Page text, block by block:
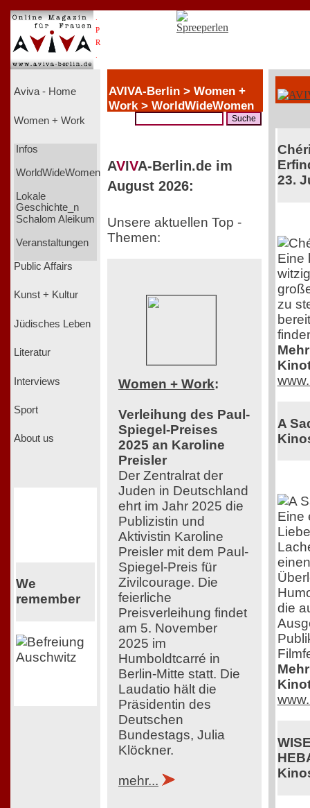
P
R
Aviva - Home
Women + Work
Infos
WorldWideWomen
Lokale
Geschichte_n
Schalom Aleikum
Veranstaltungen
Public Affairs
Kunst + Kultur
Jüdisches Leben
Literatur
Interviews
Sport
About us
We
remember
AVIVA-Berlin > Women +
Work > WorldWideWomen
AVIVA-Berlin.de im
August 2026:
Unsere aktuellen Top -
Themen:
Women + Work:
Verleihung des Paul-
Spiegel-Preises
2025 an Karoline
Preisler
Der Zentralrat der
Juden in Deutschland
ehrt im Jahr 2025 die
Publizistin und
Aktivistin Karoline
Preisler mit dem Paul-
Spiegel-Preis für
Zivilcourage. Die
feierliche
Preisverleihung findet
am 5. November
2025 im
Humboldtcarré in
Berlin-Mitte statt. Die
Laudatio hält die
Präsidentin des
Deutschen
Bundestags, Julia
Klöckner.
mehr...
23.
Eine
zu
A
Eine
die